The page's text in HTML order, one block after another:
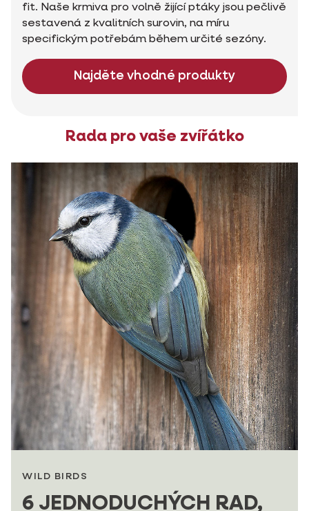
fit. Naše krmiva pro volně žijící ptáky jsou pečlivě
sestavená z kvalitních surovin, na míru
specifickým potřebám během určité sezóny.
Najděte vhodné produkty
Rada pro vaše zvířátko
WILD BIRDS
6 JEDNODUCHÝCH RAD,